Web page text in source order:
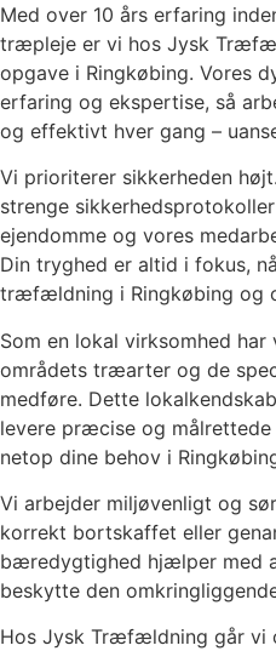
Med over 10 års erfaring
træpleje er vi hos Jysk
opgave i Ringkøbing. Vores
erfaring og ekspertise, så
og effektivt hver gang –
Vi prioriterer sikkerheden
strenge
ejendomme og vores
Din tryghed er altid i fokus,
træfældning i Ringkøbing og
Som en lokal virksomhed
områdets træarter og de
medføre. Dette
levere præcise og
netop dine behov i
Vi arbejder miljøvenligt og
korrekt bortskaffet eller
bæredygtighed hjælper med
beskytte den
Hos Jysk Træfældning går vi